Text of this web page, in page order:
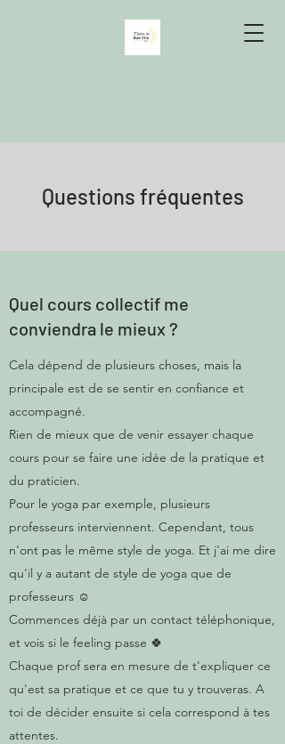
Questions fréquentes
Quel cours collectif me
conviendra le mieux ?
Cela dépend de plusieurs choses, mais la
principale est de se sentir en confiance et
accompagné.
Rien de mieux que de venir essayer chaque
cours pour se faire une idée de la pratique et
du praticien.
Pour le yoga par exemple, plusieurs
professeurs interviennent. Cependant, tous
n'ont pas le même style de yoga. Et j'ai me dire
qu'il y a autant de style de yoga que de
professeurs ☺️
Commences déjà par un contact téléphonique,
et vois si le feeling passe 🍀
Chaque prof sera en mesure de t'expliquer ce
qu'est sa pratique et ce que tu y trouveras. A
toi de décider ensuite si cela correspond à tes
attentes.